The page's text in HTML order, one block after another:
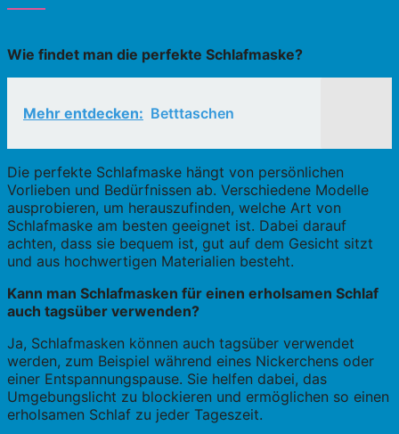
Wie findet man die perfekte Schlafmaske?
Mehr entdecken: Betttaschen
Die perfekte Schlafmaske hängt von persönlichen
Vorlieben und Bedürfnissen ab. Verschiedene Modelle
ausprobieren, um herauszufinden, welche Art von
Schlafmaske am besten geeignet ist. Dabei darauf
achten, dass sie bequem ist, gut auf dem Gesicht sitzt
und aus hochwertigen Materialien besteht.
Kann man Schlafmasken für einen erholsamen Schlaf
auch tagsüber verwenden?
Ja, Schlafmasken können auch tagsüber verwendet
werden, zum Beispiel während eines Nickerchens oder
einer Entspannungspause. Sie helfen dabei, das
Umgebungslicht zu blockieren und ermöglichen so einen
erholsamen Schlaf zu jeder Tageszeit.